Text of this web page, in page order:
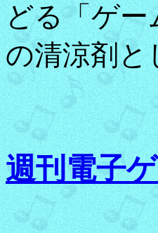
どる「ゲー
の清涼剤と
週刊電子